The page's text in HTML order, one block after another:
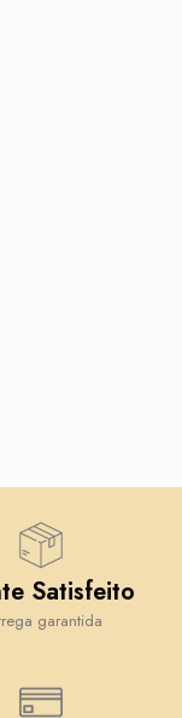
Satisfeito
garantida